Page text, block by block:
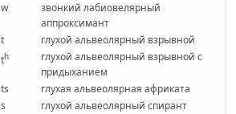
w
звонкий лабиовелярный
аппроксимант
t
глухой альвеолярный взрывной
th
глухой альвеолярный взрывной с
придыханием
ts
глухая альвеолярная африката
s
глухой альвеолярный спирант